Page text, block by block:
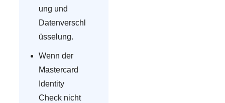
ung und
Datenverschl
üsselung.
Wenn der
Mastercard
Identity
Check nicht